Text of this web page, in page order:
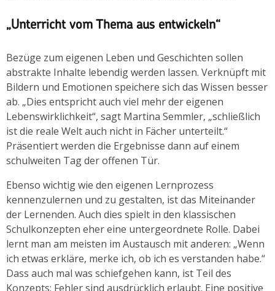
„Unterricht vom Thema aus entwickeln“
Bezüge zum eigenen Leben und Geschichten sollen
abstrakte Inhalte lebendig werden lassen. Verknüpft mit
Bildern und Emotionen speichere sich das Wissen besser
ab. „Dies entspricht auch viel mehr der eigenen
Lebenswirklichkeit“, sagt Martina Semmler, „schließlich
ist die reale Welt auch nicht in Fächer unterteilt.“
Präsentiert werden die Ergebnisse dann auf einem
schulweiten Tag der offenen Tür.
Ebenso wichtig wie den eigenen Lernprozess
kennenzulernen und zu gestalten, ist das Miteinander
der Lernenden. Auch dies spielt in den klassischen
Schulkonzepten eher eine untergeordnete Rolle. Dabei
lernt man am meisten im Austausch mit anderen: „Wenn
ich etwas erkläre, merke ich, ob ich es verstanden habe.“
Dass auch mal was schiefgehen kann, ist Teil des
Konzepts: Fehler sind ausdrücklich erlaubt. Eine positive